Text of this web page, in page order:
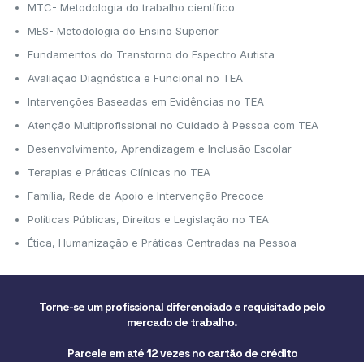
MTC- Metodologia do trabalho científico
MES- Metodologia do Ensino Superior
Fundamentos do Transtorno do Espectro Autista
Avaliação Diagnóstica e Funcional no TEA
Intervenções Baseadas em Evidências no TEA
Atenção Multiprofissional no Cuidado à Pessoa com TEA
Desenvolvimento, Aprendizagem e Inclusão Escolar
Terapias e Práticas Clínicas no TEA
Família, Rede de Apoio e Intervenção Precoce
Políticas Públicas, Direitos e Legislação no TEA
Ética, Humanização e Práticas Centradas na Pessoa
Torne-se um profissional diferenciado e requisitado pelo
mercado de trabalho.
Parcele em até 12 vezes no cartão de crédito